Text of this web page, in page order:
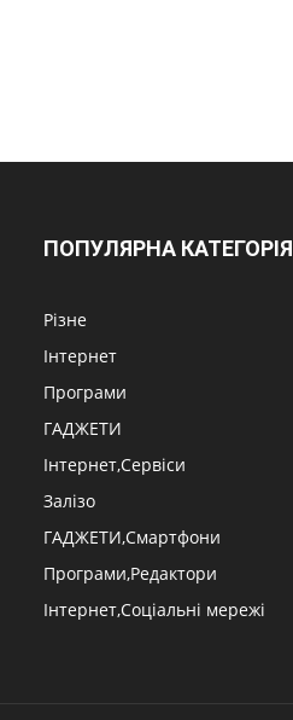
ПОПУЛЯРНА КАТЕГОРІЯ
Різне
Інтернет
Програми
ГАДЖЕТИ
Інтернет,Сервіси
Залізо
ГАДЖЕТИ,Смартфони
Програми,Редактори
Інтернет,Соціальні мережі